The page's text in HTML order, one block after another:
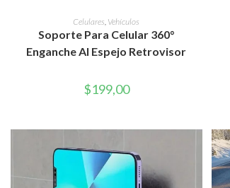
AÑADIR AL CARRITO
Celulares Vehículos
Soporte Para Celular 360°
Enganche Al Espejo Retrovisor
$199,00